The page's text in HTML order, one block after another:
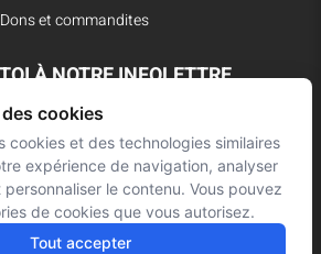
Dons et commandites
À NOTRE INFOLETTRE
innovations pour vos interventions
aucune nouvelle de L’Arsenal.
cookies
cookies et des technologies similaires
expérience de navigation, analyser
le contenu. Vous pouvez
de cookies que vous autorisez.
Tout accepter